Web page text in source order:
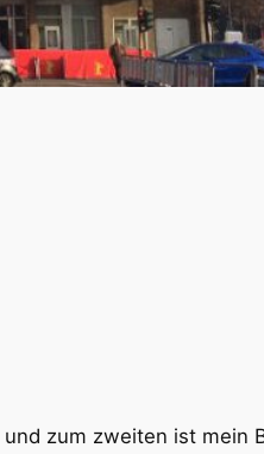
zum zweiten ist mein